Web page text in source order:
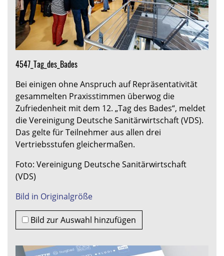
4547_Tag_des_Bades
Bei einigen ohne Anspruch auf Repräsentativität
gesammelten Praxisstimmen überwog die
Zufriedenheit mit dem 12. „Tag des Bades“, meldet
die Vereinigung Deutsche Sanitärwirtschaft (VDS).
Das gelte für Teilnehmer aus allen drei
Vertriebsstufen gleichermaßen.
Foto: Vereinigung Deutsche Sanitärwirtschaft
(VDS)
Bild in Originalgröße
Bild zur Auswahl hinzufügen